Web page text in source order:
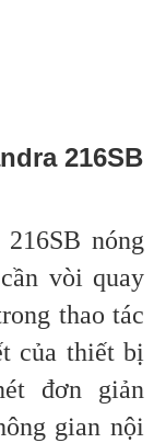
216SB
nóng
vòi quay
thao tác
của thiết bị
đơn giản
gian nội